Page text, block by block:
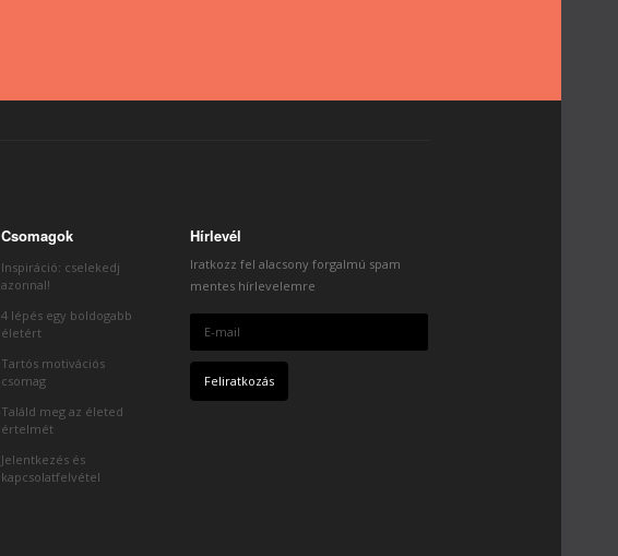
Csomagok
Inspiráció: cselekedj
azonnal!
4 lépés egy boldogabb
életért
Tartós motivációs
csomag
Találd meg az életed
értelmét
Jelentkezés és
kapcsolatfelvétel
Hírlevél
Iratkozz fel alacsony forgalmú spam
mentes hírlevelemre